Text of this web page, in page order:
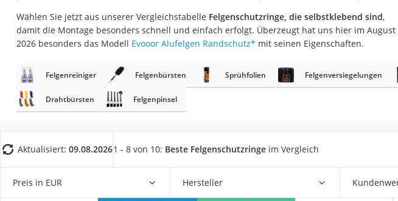
AGM-Batterie Wohnmobil
Thule-Fahrradträger
Sommerreifen 205/55 R16
Felgenbaum
Wagenheber
Rostumwandler
Wählen Sie jetzt aus unserer Vergleichstabelle Felgenschutzringe, die selbstklebend sind,
damit die Montage besonders schnell und einfach erfolgt. Überzeugt hat uns hier im August
2026 besonders das Modell Evooor Alufelgen Randschutz* mit seinen Eigenschaften.
Felgenreiniger Felgenbürsten Sprühfolien Felgenversiegelungen
Drahtbürsten Felgenpinsel
Aktualisiert: 09.08.20261 - 8 von 10: Beste Felgenschutzringe im Vergleich
Preis in EUR Hersteller